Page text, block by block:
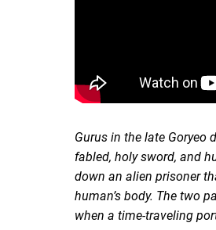
Gurus in the late Goryeo
fabled, holy sword, and
down an alien prisoner
human’s body. The two
when a time-traveling